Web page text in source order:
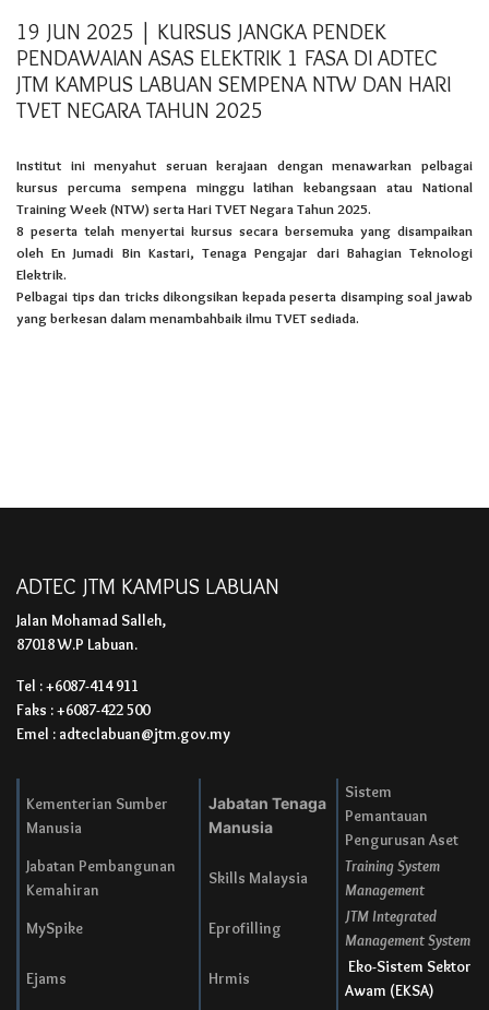
19 JUN 2025 | KURSUS JANGKA PENDEK
PENDAWAIAN ASAS ELEKTRIK 1 FASA DI ADTEC
JTM KAMPUS LABUAN SEMPENA NTW DAN HARI
TVET NEGARA TAHUN 2025
Institut ini menyahut seruan kerajaan dengan menawarkan pelbagai
kursus percuma sempena minggu latihan kebangsaan atau National
Training Week (NTW) serta Hari TVET Negara Tahun 2025.
8 peserta telah menyertai kursus secara bersemuka yang disampaikan
oleh En Jumadi Bin Kastari, Tenaga Pengajar dari Bahagian Teknologi
Elektrik.
Pelbagai tips dan tricks dikongsikan kepada peserta disamping soal jawab
yang berkesan dalam menambahbaik ilmu TVET sediada.
ADTEC JTM KAMPUS LABUAN
Jalan Mohamad Salleh,
87018 W.P Labuan.
Tel : +6087-414 911
Faks : +6087-422 500
Emel : adteclabuan@jtm.gov.my
Kementerian Sumber
Manusia
Jabatan Tenaga
Manusia
Sistem
Pemantauan
Pengurusan Aset
Jabatan Pembangunan
Kemahiran
Skills Malaysia
Training System
Management
MySpike
Eprofilling
JTM Integrated
Management System
Ejams
Hrmis
Eko-Sistem Sektor
Awam (EKSA)